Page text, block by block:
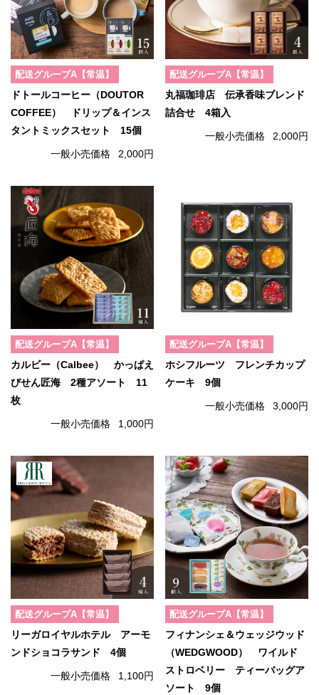
配送グループA【常温】
ドトールコーヒー（DOUTOR
COFFEE） ドリップ＆インス
タントミックスセット 15個
一般小売価格 2,000円
配送グループA【常温】
丸福珈琲店 伝承香味ブレンド
詰合せ 4箱入
一般小売価格 2,000円
配送グループA【常温】
カルビー（Calbee） かっぱえ
びせん匠海 2種アソート 11
枚
一般小売価格 1,000円
配送グループA【常温】
ホシフルーツ フレンチカップ
ケーキ 9個
一般小売価格 3,000円
配送グループA【常温】
リーガロイヤルホテル アーモ
ンドショコラサンド 4個
一般小売価格 1,100円
配送グループA【常温】
フィナンシェ＆ウェッジウッド
（WEDGWOOD） ワイルド
ストロベリー ティーバッグア
ソート 9個